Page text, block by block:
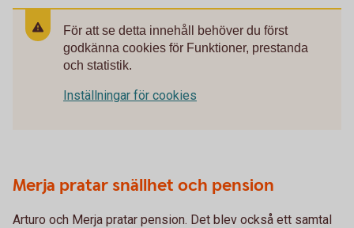
För att se detta innehåll behöver du först
godkänna cookies för Funktioner, prestanda
och statistik.
Inställningar för cookies
Merja pratar snällhet och pension
Arturo och Merja pratar pension. Det blev också ett samtal